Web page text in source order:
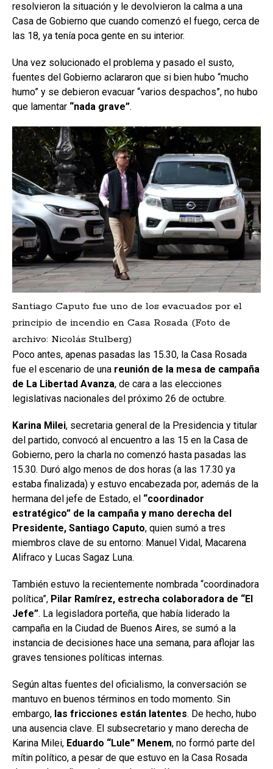
resolvieron la situación y le devolvieron la calma a una
Casa de Gobierno que cuando comenzó el fuego, cerca de
las 18, ya tenía poca gente en su interior.
Una vez solucionado el problema y pasado el susto,
fuentes del Gobierno aclararon que si bien hubo “mucho
humo” y se debieron evacuar “varios despachos”, no hubo
que lamentar “nada grave”.
Santiago Caputo fue uno de los evacuados por el
principio de incendio en Casa Rosada (Foto de
archivo: Nicolás Stulberg)
Poco antes, apenas pasadas las 15.30, la Casa Rosada
fue el escenario de una reunión de la mesa de campaña
de La Libertad Avanza, de cara a las elecciones
legislativas nacionales del próximo 26 de octubre.
Karina Milei, secretaria general de la Presidencia y titular
del partido, convocó al encuentro a las 15 en la Casa de
Gobierno, pero la charla no comenzó hasta pasadas las
15.30. Duró algo menos de dos horas (a las 17.30 ya
estaba finalizada) y estuvo encabezada por, además de la
hermana del jefe de Estado, el “coordinador
estratégico” de la campaña y mano derecha del
Presidente, Santiago Caputo, quien sumó a tres
miembros clave de su entorno: Manuel Vidal, Macarena
Alifraco y Lucas Sagaz Luna.
También estuvo la recientemente nombrada “coordinadora
política”, Pilar Ramírez, estrecha colaboradora de “El
Jefe”. La legisladora porteña, que había liderado la
campaña en la Ciudad de Buenos Aires, se sumó a la
instancia de decisiones hace una semana, para aflojar las
graves tensiones políticas internas.
Según altas fuentes del oficialismo, la conversación se
mantuvo en buenos términos en todo momento. Sin
embargo, las fricciones están latentes. De hecho, hubo
una ausencia clave. El subsecretario y mano derecha de
Karina Milei, Eduardo “Lule” Menem, no formó parte del
mítin político, a pesar de que estuvo en la Casa Rosada